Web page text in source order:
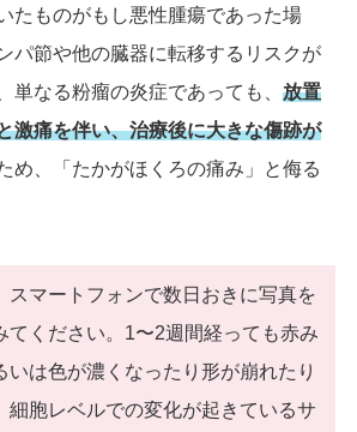
たものがもし悪性腫瘍であった場
パ節や他の臓器に転移するリスクが
単なる粉瘤の炎症であっても、 放置
激痛を伴い、治療後に大きな傷跡が
め、「たかがほくろの痛み」と侮る
スマートフォンで数日おきに写真を
てください。1〜2週間経っても赤み
いは色が濃くなったり形が崩れたり
細胞レベルでの変化が起きているサ